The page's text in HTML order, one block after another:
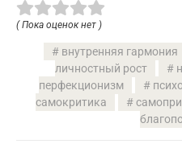
( Пока оценок нет )
внутренняя гармония
личностный рост
перфекционизм
самокритика